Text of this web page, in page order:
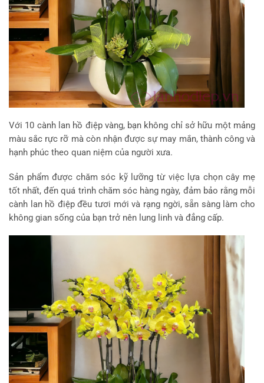
Với 10 cành lan hồ điệp vàng, bạn không chỉ sở hữu một mảng
màu sắc rực rỡ mà còn nhận được sự may mắn, thành công và
hạnh phúc theo quan niệm của người xưa.
Sản phẩm được chăm sóc kỹ lưỡng từ việc lựa chọn cây mẹ
tốt nhất, đến quá trình chăm sóc hàng ngày, đảm bảo rằng mỗi
cành lan hồ điệp đều tươi mới và rạng ngời, sẵn sàng làm cho
không gian sống của bạn trở nên lung linh và đẳng cấp.